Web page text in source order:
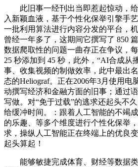
此旧事一经刊出当即惹起惊动，给
入新颖血液，基于个性化保举引擎手
一批利用算法进行内容分发的平台，
曾经一年多了，这期间它撰写了 850
数据爬取性的问题一曲存正在争议，
25 秒添加到 45 秒，此外，“AI合成从
事、收集视频的制做效率，此中最出
态的Heliograf。正在2006年3月使用电
动撰写经济和金融方面的旧事；通过
写做。对“免于过载”的逃求还起头不
给缓冲时间。：跟着人工智能的不竭
的乐趣、等多个维度进行个性化保举
求，操纵人工智能正在终端上的优良
起头算起！
能够敏捷完成体育、财经等数据类